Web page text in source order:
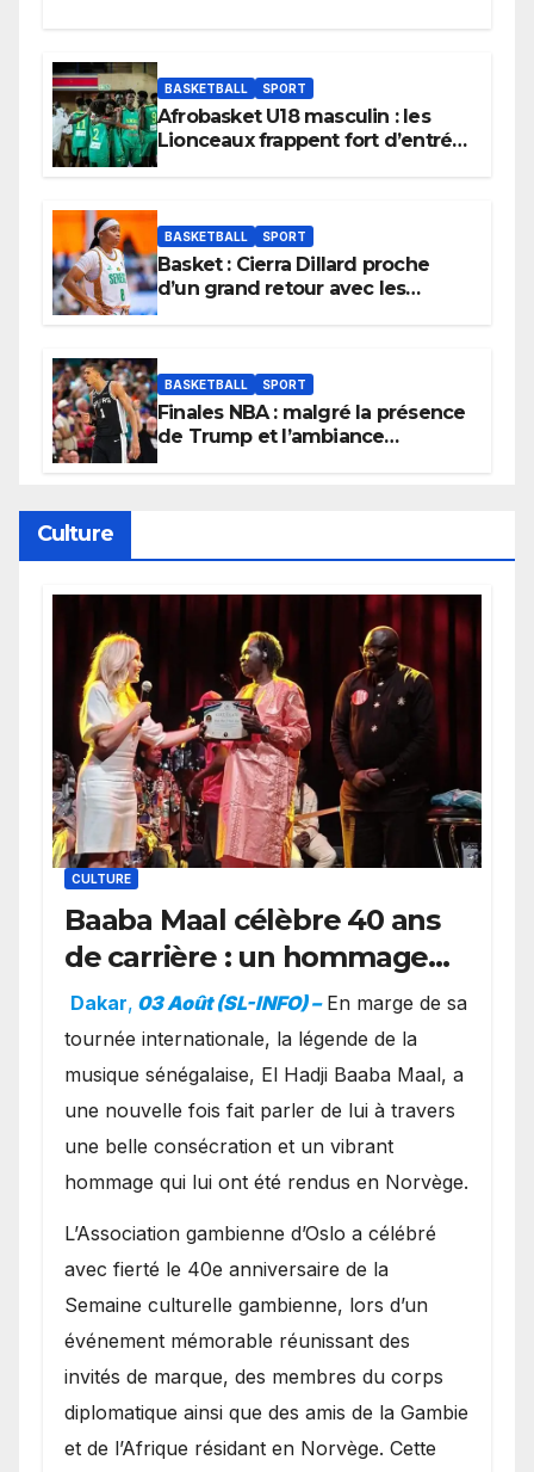
BASKETBALL SPORT
Afrobasket U18 masculin : les
Lionceaux frappent fort d’entrée
BASKETBALL SPORT
Basket : Cierra Dillard proche
d’un grand retour avec les
BASKETBALL SPORT
Finales NBA : malgré la présence
de Trump et l’ambiance
Culture
CULTURE
Baaba Maal célèbre 40 ans
de carrière : un hommage
exceptionnel à Oslo en
présence de la famille
royale.
Dakar, 03 Août (SL-INFO) – ​En marge de sa
tournée internationale, la légende de la
musique sénégalaise, El Hadji Baaba Maal, a
une nouvelle fois fait parler de lui à travers
une belle consécration et un vibrant
hommage qui lui ont été rendus en Norvège.
​L’Association gambienne d’Oslo a célébré
avec fierté le 40e anniversaire de la
Semaine culturelle gambienne, lors d’un
événement mémorable réunissant des
invités de marque, des membres du corps
diplomatique ainsi que des amis de la Gambie
et de l’Afrique résidant en Norvège. Cette